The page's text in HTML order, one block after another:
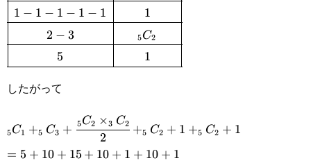
{2}\\\hline1-2-1-1&_5C_2\\\hline1-1-1-
1-1&1\\\hline2-
3&_5C_2\\\hline5&1\\\hline\end{array}
1 − 1 − 1 − 1 − 1
2 − 3
5
1
5C2
1
したがって
_5C_1+_5C_3+\cfrac{_5C_2\times_3C_2}
{2}+_5C_2+1+_5C_2+1
5C1 +5 C3 +
2
5C2 ×3 C2 +5 C2 + 1 +5 C2 + 1
=5+10+15+10+1+10+1
= 5 + 10 + 15 + 10 + 1 + 10 + 1